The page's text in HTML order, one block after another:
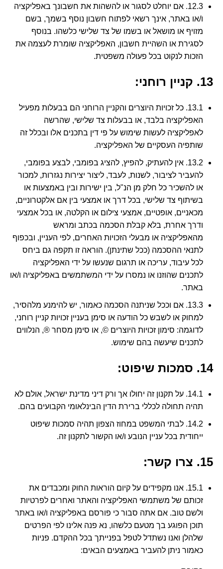
12.3. אם יוחלט לסגור או להשהות את חשבונך באפליקציה
ו/או באתר, אינך רשאי לפתוח חשבון נוסף בשמך, בשם
מזויף או מושאל או בשמו של צד שלישי כלשהו. בנוסף
לסגירת או השהיית חשבון, האפליקציה שומרת לעצמה את
הזכות לנקוט בכל פעולה משפטית.
13. קניין רוחני:
13.1. כל זכויות היוצרים והקניין הרוחני הם בבעלות מפעיל
האפליקציה בלבד, או בבעלות צד שלישי, שהרשה
לאפליקציה לעשות שימוש על פי דין בתכנים אלו ובכלל זה
שותפיה העסקיים של האפליקציה.
13.2. אין להעתיק, להפיץ, להציג בפומבי, לבצע בפומבי,
להעביר לציבור, לשנות, לעבד, ליצור יצירות נגזרות, למכור
או להשכיר כל חלק מן הנ"ל, בין ישירות ובין באמצעות או
בשיתוף צד שלישי, בכל דרך או אמצעי בין אם אלקטרוניים,
מכאניים, אופטיים, אמצעי צילום או הקלטה, או בכל אמצעי
ודרך אחרת, בלא קבלת הסכמה בכתב ומראש
מהאפליקציה או מבעלי הזכויות האחרים, לפי העניין, ובכפוף
לתנאי ההסכמה (ככל שתינתן). הוראה זו תקפה גם ביחס
לכל עיבוד, עריכה או תרגום שנעשו על ידי האפליקציה
לתכנים שהוזנו או נמסרו על ידי המשתמשים באפליקציה ו/או
באתר.
13.3. אם וככל שניתנה הסכמה כאמור, יש להימנע מלהסיר,
למחוק או לשבש כל הודעה או סימן בעניין זכויות קניין רוחני,
לדוגמה: סימון זכויות היוצרים ©, או סימן מסחר ®, הנלווים
לתכנים שיעשה בהם שימוש.
14. סמכות שיפוט:
14.1. על תקנון זה יחולו אך ורק דיני מדינת ישראל, אולם לא
תהיה תחולה לכללי ברירת הדין הבינלאומי הקבועים בהם.
14.2. לבתי המשפט במחוז הצפון תהיה סמכות שיפוט
ייחודית בכל עניין הנובע ו/או הקשור לתקנון זה.
15. צרו קשר:
15.1. אנו מקפידים על קיום הוראות החוק ומכבדים את
זכותם של משתמשי האפליקציה והאתר ואחרים לפרטיות
ולשם טוב. אם אתה סבור כי פורסם באפליקציה ו/או באתר
תוכן הפוגע בך מטעם כלשהו, נא פנה אלינו לפי הפרטים
שלהלן ואנו נשתדל לטפל בפנייתך בכל ההקדם. פניות
כאמור ניתן להעביר באמצעים הבאים: